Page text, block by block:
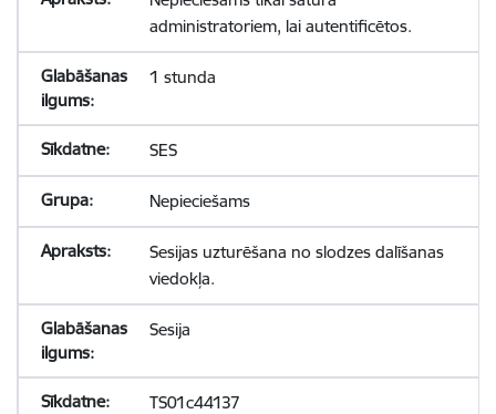
administratoriem, lai autentificētos.
1 stunda
SES
Nepieciešams
Sesijas uzturēšana no slodzes dalīšanas
viedokļa.
Sesija
TS01c44137